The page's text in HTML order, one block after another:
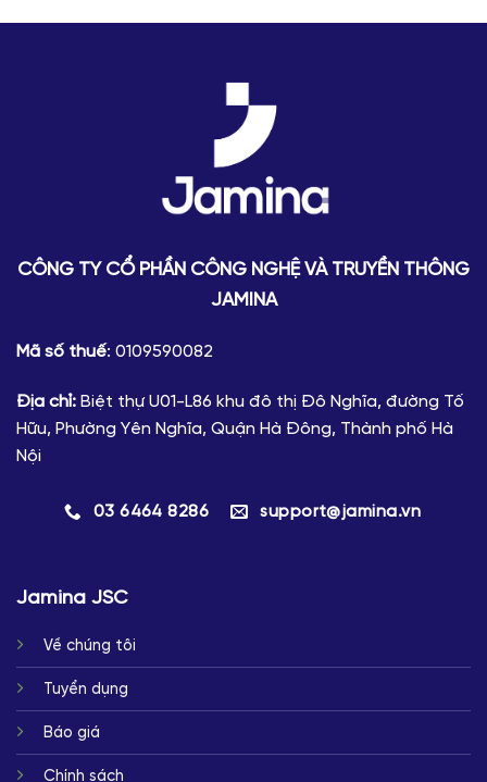
CÔNG TY CỔ PHẦN CÔNG NGHỆ VÀ TRUYỀN THÔNG
JAMINA
Mã số thuế: 0109590082
Địa chỉ: Biệt thự U01-L86 khu đô thị Đô Nghĩa, đường Tố
Hữu, Phường Yên Nghĩa, Quận Hà Đông, Thành phố Hà
Nội
03 6464 8286 support@jamina.vn
Jamina JSC
Về chúng tôi
Tuyển dụng
Báo giá
Chính sách